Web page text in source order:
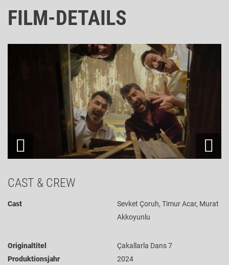
FILM-DETAILS
CAST & CREW
Cast
Sevket Çoruh, Timur Acar, Murat
Akkoyunlu
Originaltitel
Çakallarla Dans 7
Produktionsjahr
2024